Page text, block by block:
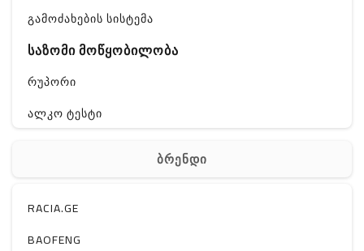
გამოძახების სისტემა
საზომი მოწყობილობა
რუპორი
ალკო ტესტი
ელ. მოწყობილობები
მაგნიტი
ბრენდი
RACIA.GE
BAOFENG